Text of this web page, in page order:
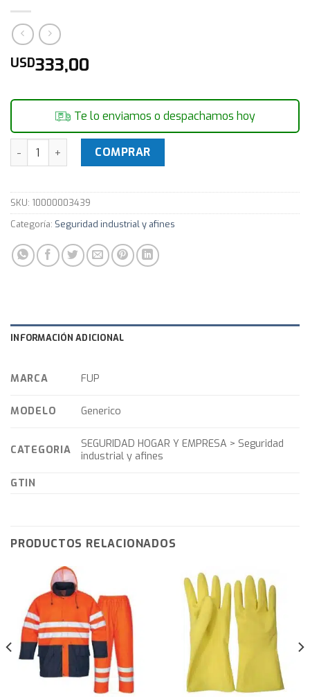
USD333,00
Te lo enviamos o despachamos hoy
Rollo de Cinta adhesiva reflectiva blanca y roja 45 mts
COMPRAR
SKU: 10000003439
Categoría: Seguridad industrial y afines
INFORMACIÓN ADICIONAL
MARCA FUP
MODELO Generico
CATEGORIA
SEGURIDAD HOGAR Y EMPRESA > Seguridad
industrial y afines
GTIN
PRODUCTOS RELACIONADOS